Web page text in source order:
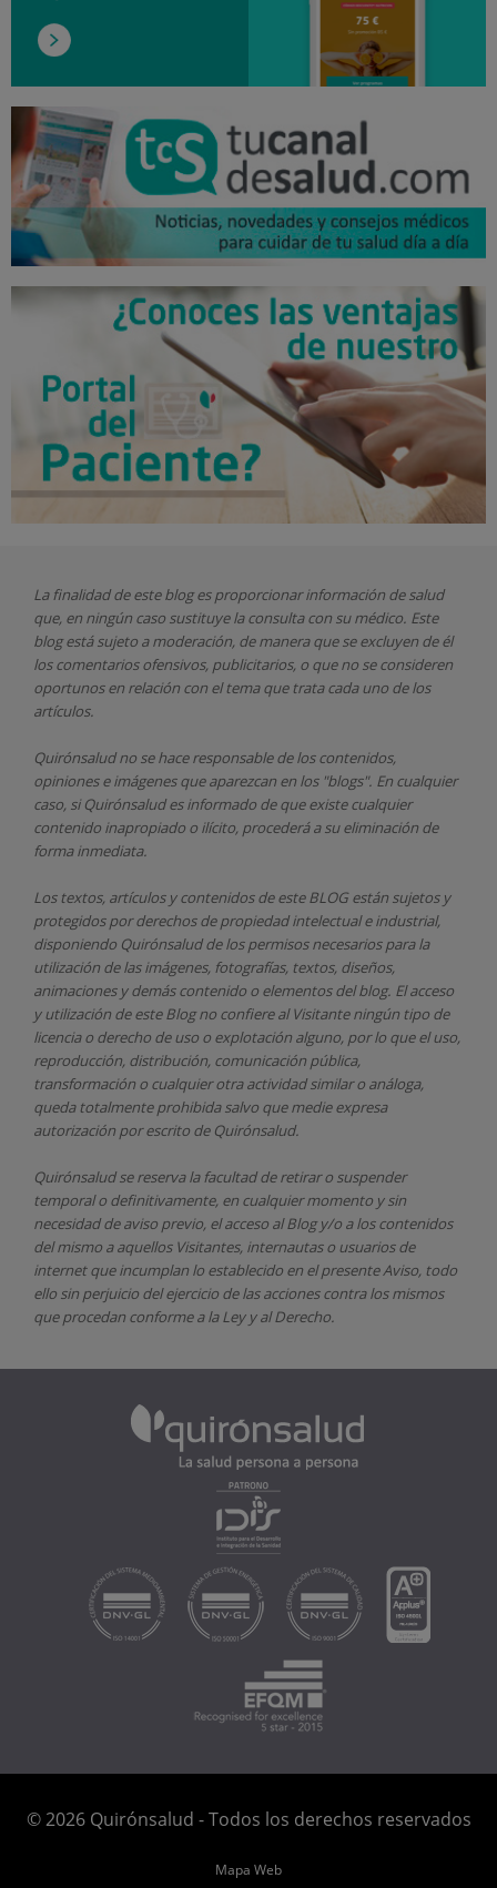
La finalidad de este blog es proporcionar información de salud
que, en ningún caso sustituye la consulta con su médico. Este
blog está sujeto a moderación, de manera que se excluyen de él
los comentarios ofensivos, publicitarios, o que no se consideren
oportunos en relación con el tema que trata cada uno de los
artículos.
Quirónsaludno se hace responsable de los contenidos,
opiniones e imágenes que aparezcan en los "blogs". En cualquier
caso, si Quirónsaludes informado de que existe cualquier
contenido inapropiado o ilícito, procederá a su eliminación de
forma inmediata.
Los textos, artículos y contenidos de este BLOG están sujetos y
protegidos por derechos de propiedad intelectual e industrial,
disponiendo Quirónsaludde los permisos necesarios para la
utilización de las imágenes, fotografías, textos, diseños,
animaciones y demás contenido o elementos del blog. El acceso
y utilización de este Blog no confiere al Visitante ningún tipo de
licencia o derecho de uso o explotación alguno, por lo que el uso,
reproducción, distribución, comunicación pública,
transformación o cualquier otra actividad similar o análoga,
queda totalmente prohibida salvo que medie expresa
autorización por escrito de Quirónsalud.
Quirónsaludse reserva la facultad de retirar o suspender
temporal o definitivamente, en cualquier momento y sin
necesidad de aviso previo, el acceso al Blog y/o a los contenidos
del mismo a aquellos Visitantes, internautas o usuarios de
internet que incumplan lo establecido en el presente Aviso, todo
ello sin perjuicio del ejercicio de las acciones contra los mismos
que procedan conforme a la Ley y al Derecho.
© 2026 Quirónsalud - Todos los derechos reservados
Mapa Web